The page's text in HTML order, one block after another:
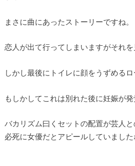
まさに曲にあったストーリーですね。
恋人が出て行ってしまいますがそれを
しかし最後にトイレに顔をうずめるロ
もしかしてこれは別れた後に妊娠が
バカリズム曰くセットの配置が芸人
必死に女優だとアピールしていました